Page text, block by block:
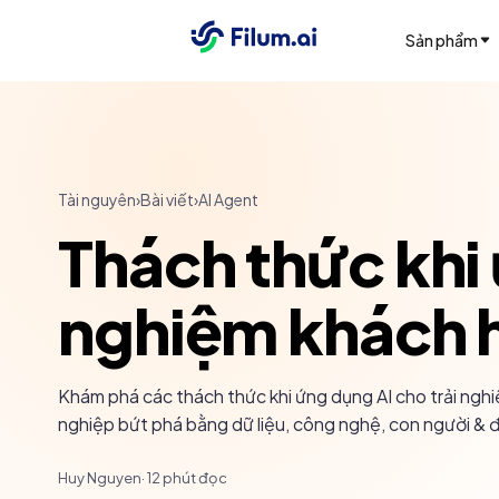
Sản phẩm
Tài nguyên›Bài viết›AI Agent
Thách thức
nghiệm khách
Khám phá các thách thức khi ứng dụng AI cho trải
nghiệp bứt phá bằng dữ liệu, công nghệ, con người &
Huy Nguyen·12 phút đọc